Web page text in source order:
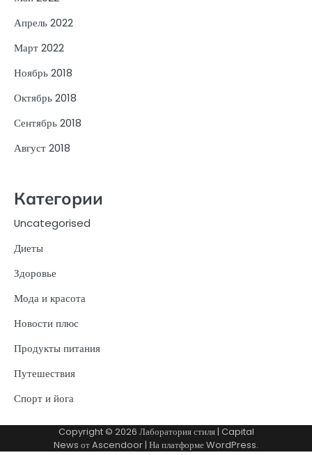
Апрель 2022
Март 2022
Ноябрь 2018
Октябрь 2018
Сентябрь 2018
Август 2018
Категории
Uncategorised
Диеты
Здоровье
Мода и красота
Новости плюс
Продукты питания
Путешествия
Спорт и йога
Copyright © 2026 Лаборатория стиля| Capital
News отAscendoor| На платформеWordPress.